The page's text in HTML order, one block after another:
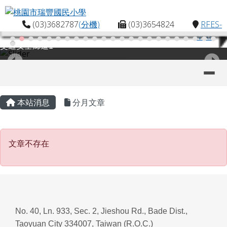
跳至主內容區
桃園市瑞豐國民小學
(03)3682787(分機) (03)3654824
RFES-
MAP
交通安全廊道1
主內容區域
本站消息 分月文章
文章不存在
文章不存在
頁尾區域
No. 40, Ln. 933, Sec. 2, Jieshou Rd., Bade Dist.,
Taoyuan City 334007, Taiwan (R.O.C.)